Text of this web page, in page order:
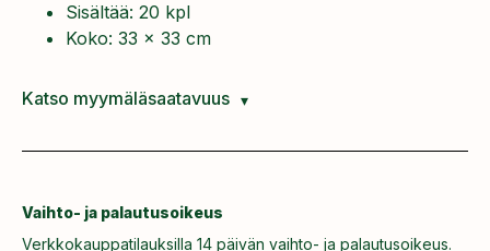
Sisältää: 20 kpl
Koko: 33 x 33 cm
Katso myymäläsaatavuus
Vaihto- ja palautusoikeus
Verkkokauppatilauksilla 14 päivän vaihto- ja palautusoikeus.